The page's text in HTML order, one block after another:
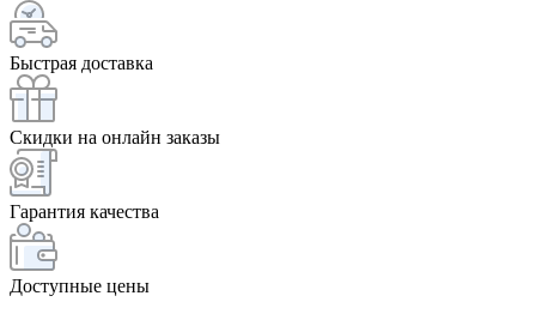
Быстрая доставка
Скидки на онлайн заказы
Гарантия качества
Доступные цены